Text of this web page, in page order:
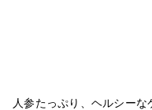
人参たっぷり、ヘルシー